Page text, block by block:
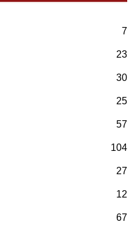
7
23
30
25
57
104
27
12
67